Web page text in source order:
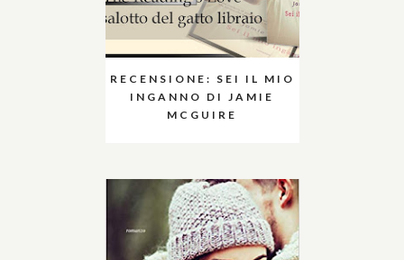
RECENSIONE: SEI IL MIO
INGANNO DI JAMIE
MCGUIRE